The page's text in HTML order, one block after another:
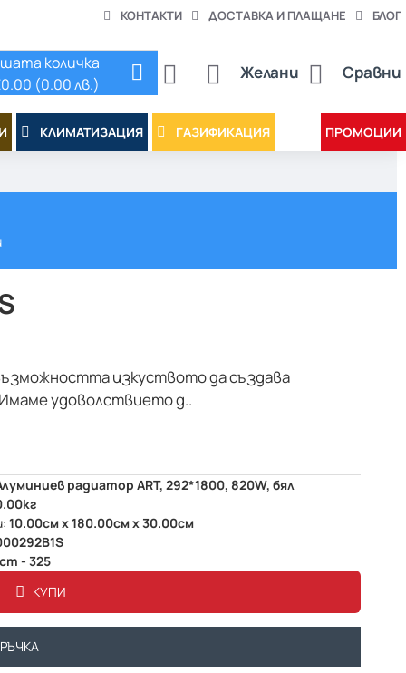
КОНТАКТИ ДОСТАВКА И ПЛАЩАНЕ БЛОГ
Желани Сравни
количка
(0.00 лв.)
КЛИМАТИЗАЦИЯ ГАЗИФИКАЦИЯ ПРОМОЦИИ
изкуството да създава
удоволствието д..
радиатор ART, 292*1800, 820W, бял
10.00см x 180.00см x 30.00см
- 325
КУПИ